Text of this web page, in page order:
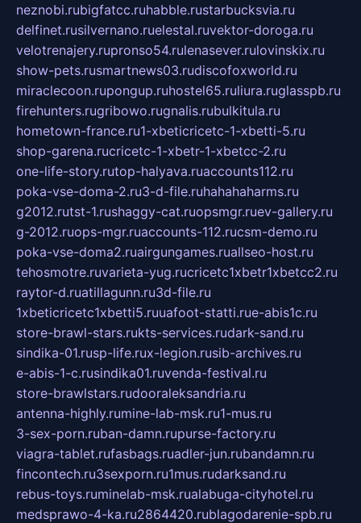
neznobi.rubigfatcc.ruhabble.rustarbucksvia.ru
delfinet.rusilvernano.ruelestal.ruvektor-doroga.ru
velotrenajery.rupronso54.rulenasever.rulovinskix.ru
show-pets.rusmartnews03.rudiscofoxworld.ru
miraclecoon.rupongup.ruhostel65.ruliura.ruglasspb.ru
firehunters.rugribowo.rugnalis.rubulkitula.ru
hometown-france.ru1-xbeticricetc-1-xbetti-5.ru
shop-garena.rucricetc-1-xbetr-1-xbetcc-2.ru
one-life-story.rutop-halyava.ruaccounts112.ru
poka-vse-doma-2.ru3-d-file.ruhahahaharms.ru
g2012.rutst-1.rushaggy-cat.ruopsmgr.ruev-gallery.ru
g-2012.ruops-mgr.ruaccounts-112.rucsm-demo.ru
poka-vse-doma2.ruairgungames.ruallseo-host.ru
tehosmotre.ruvarieta-yug.rucricetc1xbetr1xbetcc2.ru
raytor-d.ruatillagunn.ru3d-file.ru
1xbeticricetc1xbetti5.ruuafoot-statti.rue-abis1c.ru
store-brawl-stars.rukts-services.rudark-sand.ru
sindika-01.rusp-life.rux-legion.rusib-archives.ru
e-abis-1-c.rusindika01.ruvenda-festival.ru
store-brawlstars.rudooraleksandria.ru
antenna-highly.rumine-lab-msk.ru1-mus.ru
3-sex-porn.ruban-damn.rupurse-factory.ru
viagra-tablet.rufasbags.ruadler-jun.rubandamn.ru
fincontech.ru3sexporn.ru1mus.rudarksand.ru
rebus-toys.ruminelab-msk.rualabuga-cityhotel.ru
medsprawo-4-ka.ru2864420.rublagodarenie-spb.ru